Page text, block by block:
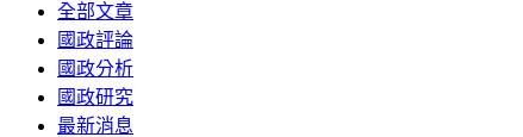
全部文章
國政評論
國政分析
國政研究
最新消息